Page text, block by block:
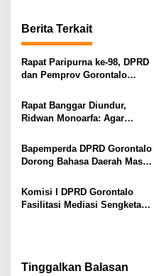
a
s
i
o
Berita Terkait
Rapat Paripurna ke-98, DPRD
dan Pemprov Gorontalo
PPAS 2026
Rapat Banggar Diundur,
Ridwan Monoarfa: Agar
APBD Lebih Komprehensif
Bapemperda DPRD Gorontalo
Dorong Bahasa Daerah Masuk
Komisi I DPRD Gorontalo
Fasilitasi Mediasi Sengketa
Tinggalkan Balasan